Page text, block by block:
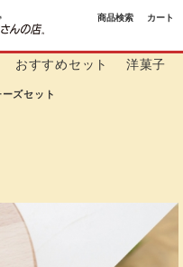
商品検索 カート
おすすめセット 洋菓子
ズセット